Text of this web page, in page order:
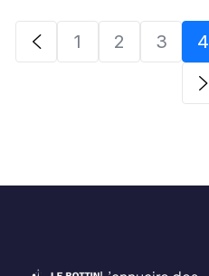
1 2 3 4